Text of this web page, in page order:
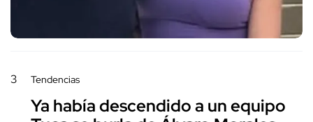
3 Tendencias
Ya había descendido a un equipo